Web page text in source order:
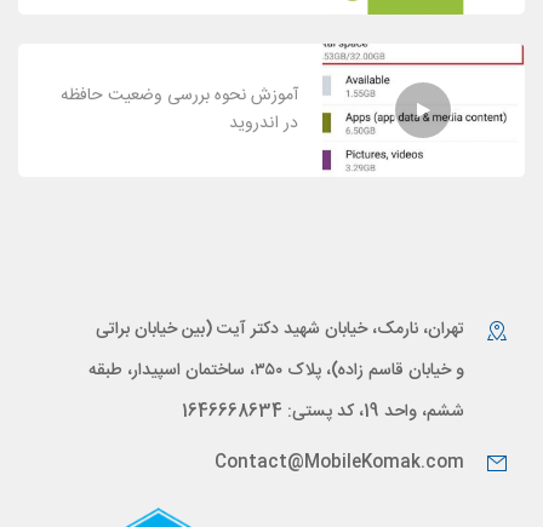
آموزش نحوه بررسی وضعیت حافظه
در اندروید
تهران، نارمک، خیابان شهید دکتر آیت (بین خیابان براتی
و خیابان قاسم زاده)، پلاک ۳۵۰، ساختمان اسپیدار، طبقه
ششم، واحد 19، کد پستی: 1646668634
Contact@MobileKomak.com